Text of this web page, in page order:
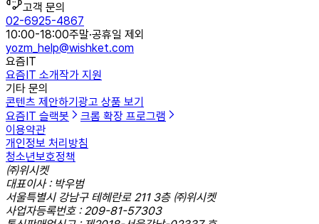
고객 문의
02-6925-4867
10:00-18:00주말·공휴일 제외
yozm_help@wishket.com
요즘IT
요즘IT 소개작가 지원
기타 문의
콘텐츠 제안하기 광고 상품 보기
요즘IT 슬랙봇
크롬 확장 프로그램
이용약관
개인정보 처리방침
청소년보호정책
㈜위시켓
대표이사 : 박우범
서울특별시 강남구 테헤란로 211 3층 ㈜위시켓
사업자등록번호 : 209-81-57303